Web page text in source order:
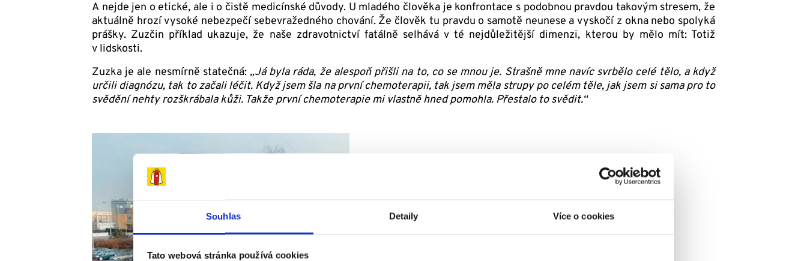
Souhlas Detaily Více o cookies
Tato webová stránka používá cookies
A nejde jen o etické, ale i o čistě medicínské důvody. U mladého člověka je konfrontace s podobnou pravdou takovým stresem, že
aktuál­ně hrozí vysoké nebezpečí sebevražedného chování. Že člověk tu pravdu o samotě neunese a vyskočí z okna nebo spolyká
prášky. Zuzčin příklad ukazuje, že naše zdravotnictví fatálně selhává v té nejdůležitější dimenzi, kterou by mělo mít: Totiž
v lidskosti.
Zuzka je ale nesmírně statečná:„Já byla ráda, že alespoň přišli na to, co se mnou je. Strašně mne navíc svrbělo celé tělo, a když
určili diagnózu, tak to začali léčit. Když jsem šla na první chemoterapii, tak jsem měla strupy po celém těle, jak jsem si sama pro to
svědění nehty rozškrábala kůži. Takže první chemoterapie mi vlastně hned pomohla. Přestalo to svědit.“